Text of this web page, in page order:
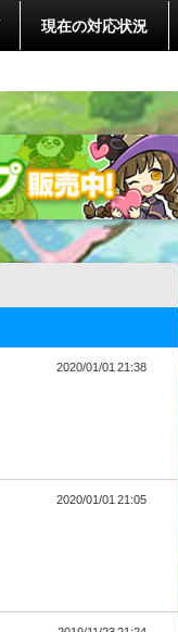
現在の対応状況
2020/01/01 21:38
2020/01/01 21:05